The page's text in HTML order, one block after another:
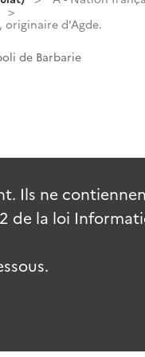
originaire d'Agde.
de Barbarie
Ils ne
de la loi